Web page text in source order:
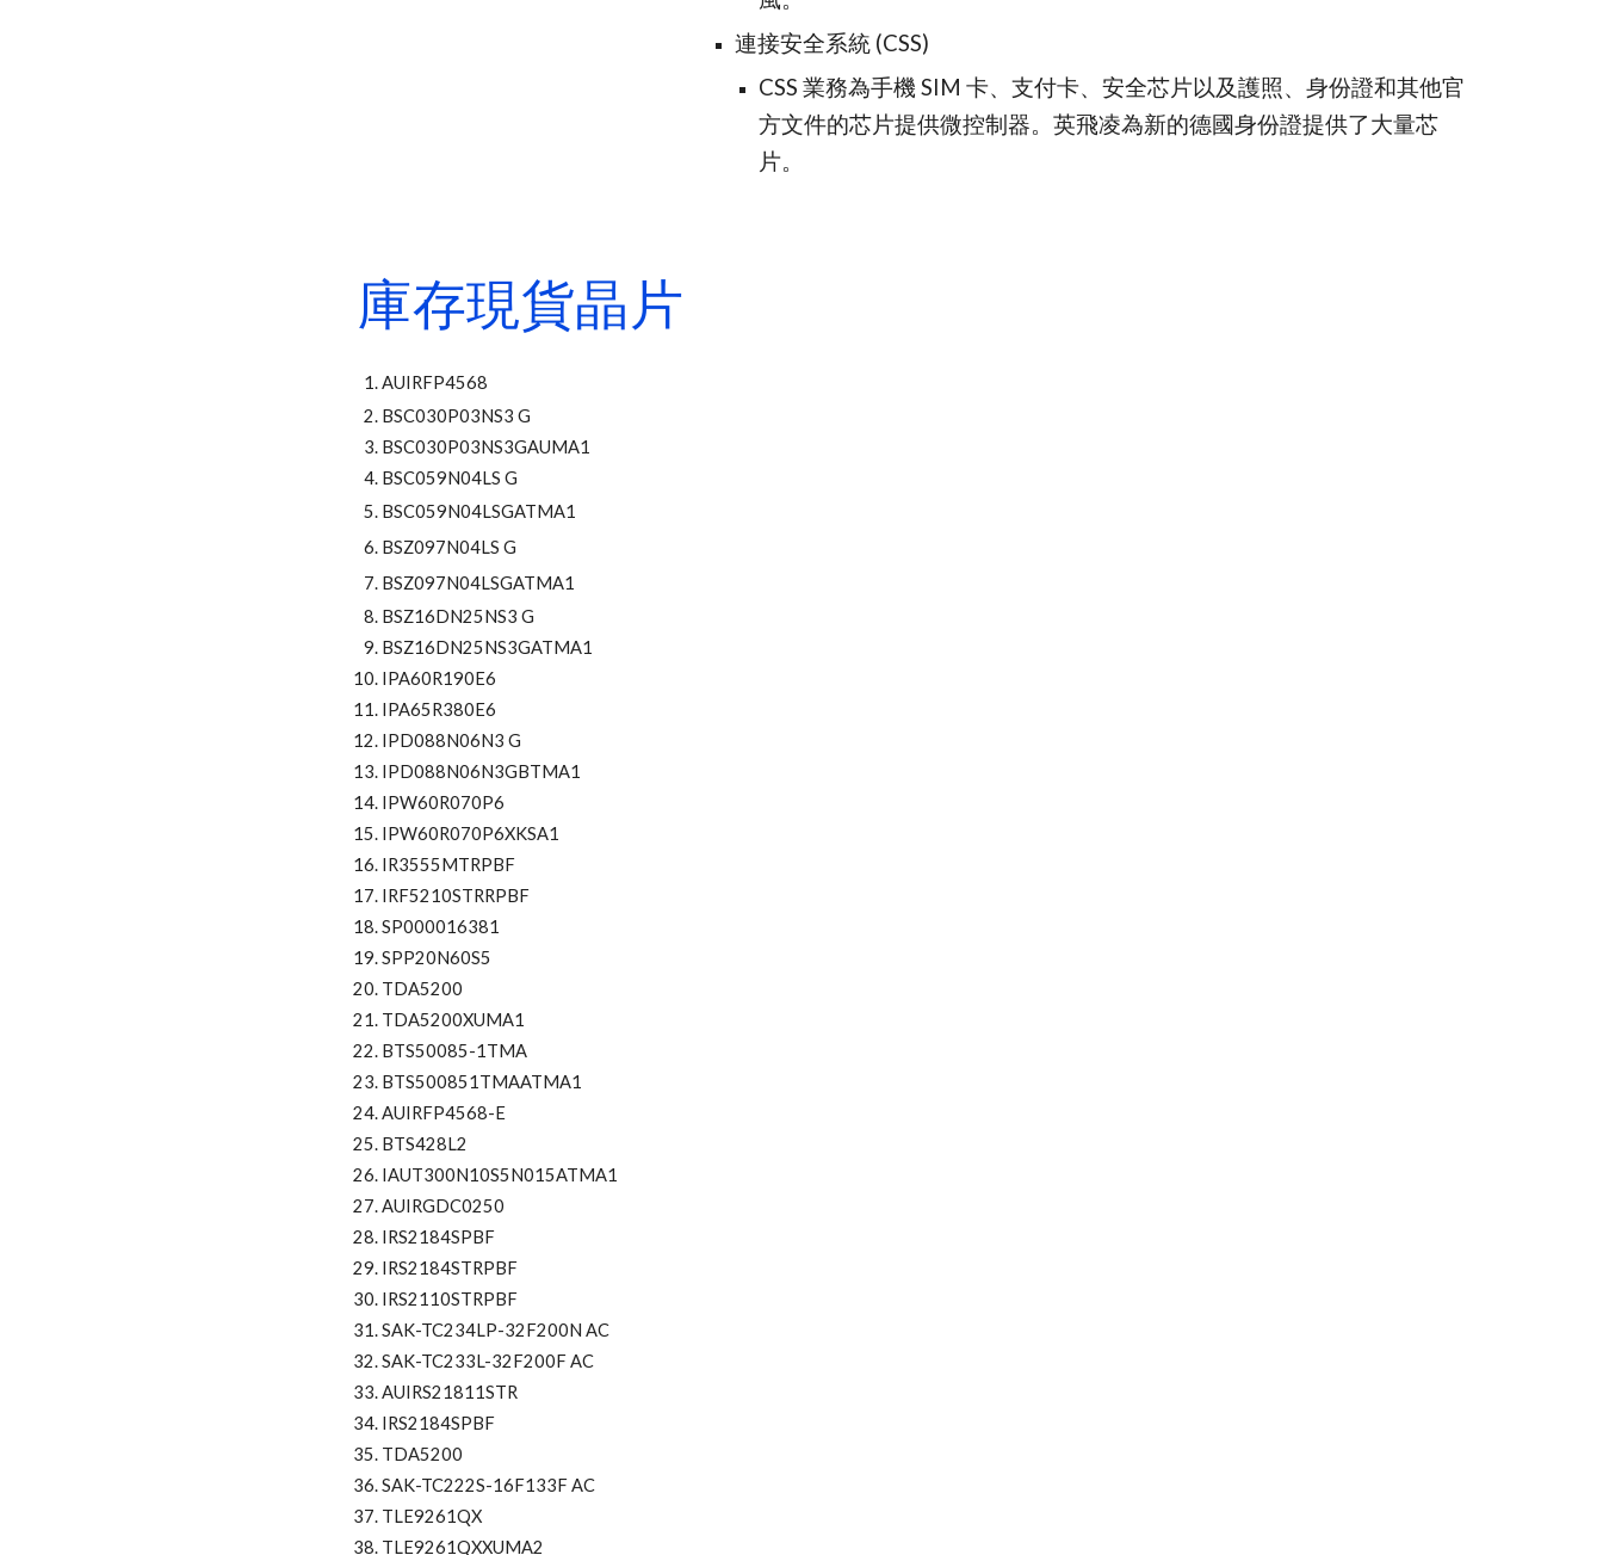
連接安全系統 (CSS)
CSS 業務為手機 SIM 卡、支付卡、安全芯片以及護照、身份證和其他官
方文件的芯片提供微控制器。英飛凌為新的德國身份證提供了大量芯
片。
庫存現貨晶片
AUIRFP4568
BSC030P03NS3 G
BSC030P03NS3GAUMA1
BSC059N04LS G
BSC059N04LSGATMA1
BSZ097N04LS G
BSZ097N04LSGATMA1
BSZ16DN25NS3 G
BSZ16DN25NS3GATMA1
IPA60R190E6
IPA65R380E6
IPD088N06N3 G
IPD088N06N3GBTMA1
IPW60R070P6
IPW60R070P6XKSA1
IR3555MTRPBF
IRF5210STRRPBF
SP000016381
SPP20N60S5
TDA5200
TDA5200XUMA1
BTS50085-1TMA
BTS500851TMAATMA1
AUIRFP4568-E
BTS428L2
IAUT300N10S5N015ATMA1
AUIRGDC0250
IRS2184SPBF
IRS2184STRPBF
IRS2110STRPBF
SAK-TC234LP-32F200N AC
SAK-TC233L-32F200F AC
AUIRS21811STR
IRS2184SPBF
TDA5200
SAK-TC222S-16F133F AC
TLE9261QX
TLE9261QXXUMA2